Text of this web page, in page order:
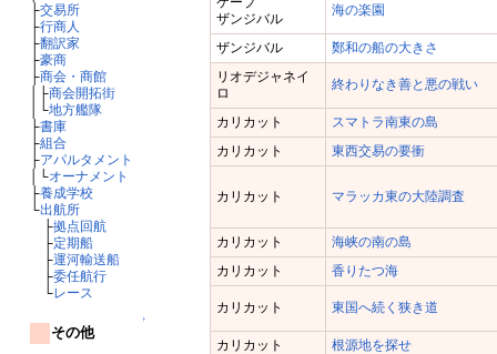
├交易所
├行商人
├翻訳家
├豪商
├商会・商館
│├商会開拓街
│└地方艦隊
├書庫
├組合
├アパルタメント
│└オーナメント
├養成学校
└出航所
├拠点回航
├定期船
├運河輸送船
├委任航行
└レース
↑
その他
ザンジバル
海の楽園
ザンジバル
鄭和の船の大きさ
リオデジャネイ
ロ
終わりなき善と悪の戦い
カリカット
スマトラ南東の島
カリカット
東西交易の要衝
カリカット マラッカ東の大陸調査
カリカット
海峡の南の島
カリカット
香りたつ海
カリカット 東国へ続く狭き道
カリカット
根源地を探せ